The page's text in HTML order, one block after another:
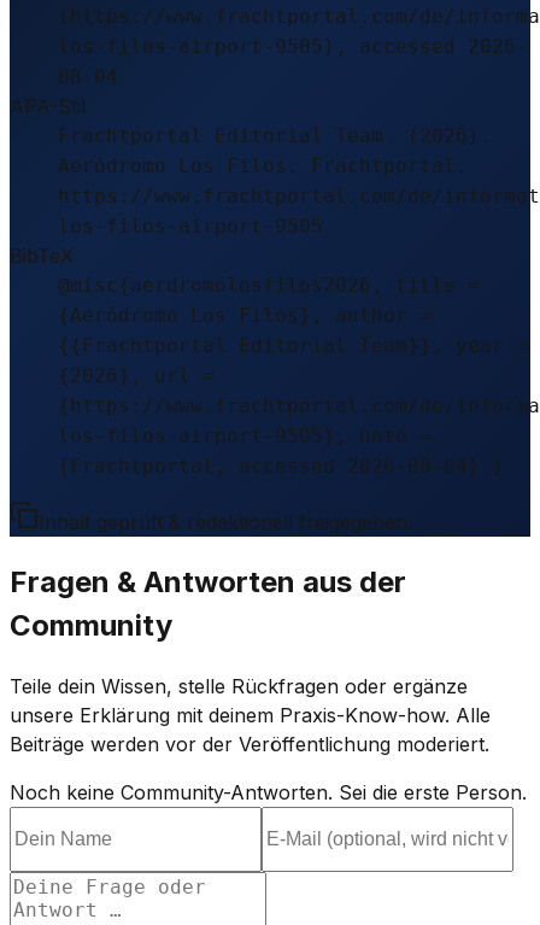
(https://www.frachtportal.com/de/
los-filos-airport-9505), accessed 2026-
08-04
APA-Stil
Frachtportal Editorial Team. (2026).
Aeródromo Los Filos. Frachtportal.
https://www.frachtportal.com/de/
los-filos-airport-9505
BibTeX
@misc{aerdromolosfilos2026, title =
{Aeródromo Los Filos}, author =
{{Frachtportal Editorial Team}}, year =
{2026}, url =
{https://www.frachtportal.com/de/
los-filos-airport-9505}, note =
{Frachtportal, accessed 2026-08-04} }
Inhalt geprüft & redaktionell freigegeben.
Fragen & Antworten aus der
Community
Teile dein Wissen, stelle Rückfragen oder ergänze
unsere Erklärung mit deinem Praxis-Know-how. Alle
Beiträge werden vor der Veröffentlichung moderiert.
Noch keine Community-Antworten. Sei die erste Person.